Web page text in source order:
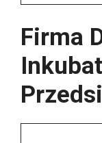
Firma